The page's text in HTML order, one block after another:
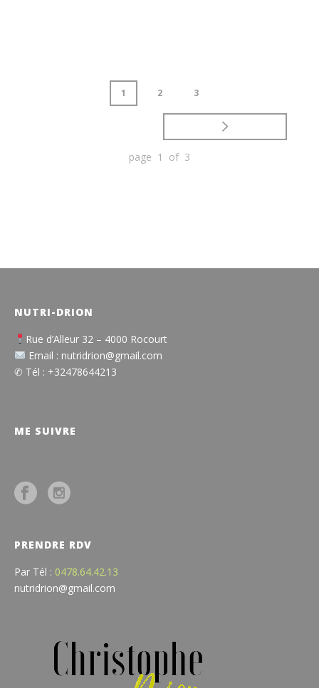
1 2 3
page 1 of 3
NUTRI-DRION
Rue d’Alleur 32 – 4000 Rocourt
Email : nutridrion@gmail.com
✆ Tél : +32478644213
ME SUIVRE
PRENDRE RDV
Par Tél : 0478.64.42.13
nutridrion@gmail.com